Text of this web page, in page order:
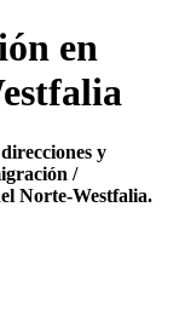
en
y
/
Norte-Westfalia.